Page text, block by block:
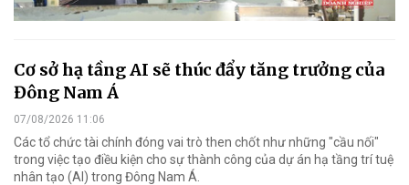
Cơ sở hạ tầng AI sẽ thúc đẩy tăng trưởng của
Đông Nam Á
07/08/2026 11:06
Các tổ chức tài chính đóng vai trò then chốt như những "cầu nối"
trong việc tạo điều kiện cho sự thành công của dự án hạ tầng trí tuệ
nhân tạo (AI) trong Đông Nam Á.